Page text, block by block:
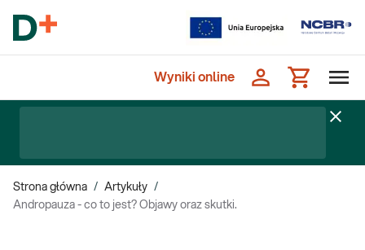
Wyniki online
Strona główna / Artykuły /
Andropauza - co to jest? Objawy oraz skutki.